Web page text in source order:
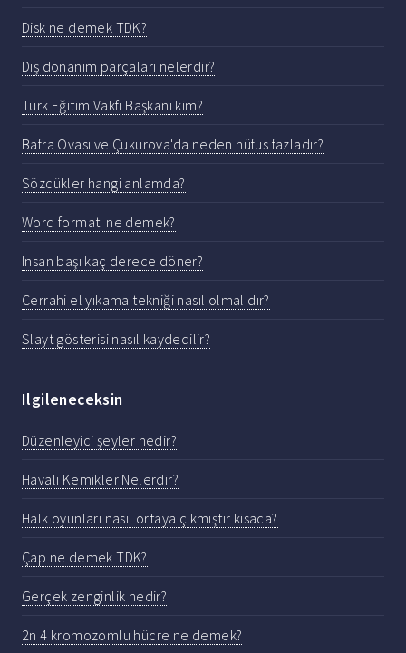
Disk ne demek TDK?
Dış donanım parçaları nelerdir?
Türk Eğitim Vakfı Başkanı kim?
Bafra Ovası ve Çukurova'da neden nüfus fazladır?
Sözcükler hangi anlamda?
Word formatı ne demek?
Insan başı kaç derece döner?
Cerrahi el yıkama tekniği nasıl olmalıdır?
Slayt gösterisi nasıl kaydedilir?
Ilgileneceksin
Düzenleyici şeyler nedir?
Havalı Kemikler Nelerdir?
Halk oyunları nasıl ortaya çıkmıştır kisaca?
Çap ne demek TDK?
Gerçek zenginlik nedir?
2n 4 kromozomlu hücre ne demek?